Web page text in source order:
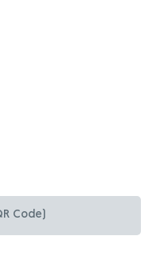
Code)